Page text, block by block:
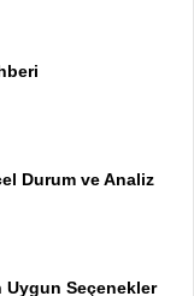
Durum ve Analiz
Uygun Seçenekler